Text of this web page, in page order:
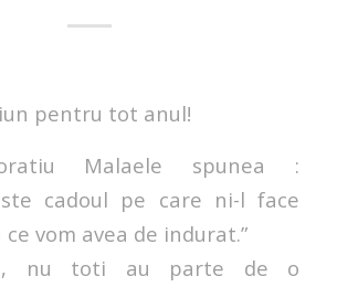
pentru tot anul!
Malaele spunea :
cadoul pe care ni-l face
vom avea de indurat.”
nu toti au parte de o